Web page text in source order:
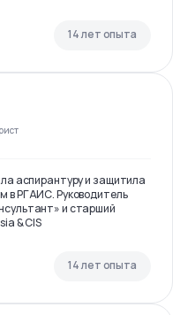
14 лет опыта
аспирантуру и защитила
в РГАИС. Руководитель
и старший
& CIS
14 лет опыта